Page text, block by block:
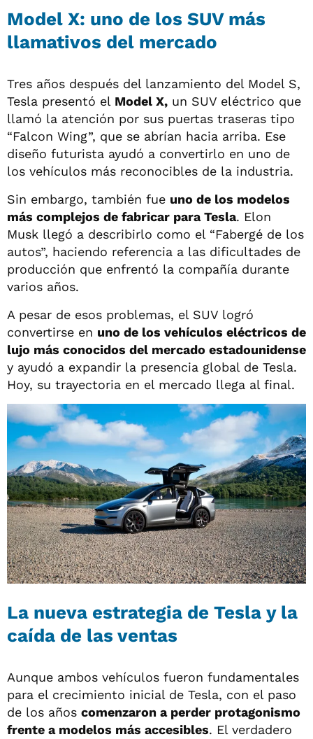
Model X: uno de los SUV más
llamativos del mercado
Tres años después del lanzamiento del Model S,
Tesla presentó el Model X, un SUV eléctrico que
llamó la atención por sus puertas traseras tipo
“Falcon Wing”, que se abrían hacia arriba. Ese
diseño futurista ayudó a convertirlo en uno de
los vehículos más reconocibles de la industria.
Sin embargo, también fue uno de los modelos
más complejos de fabricar para Tesla. Elon
Musk llegó a describirlo como el “Fabergé de los
autos”, haciendo referencia a las dificultades de
producción que enfrentó la compañía durante
varios años.
A pesar de esos problemas, el SUV logró
convertirse en uno de los vehículos eléctricos de
lujo más conocidos del mercado estadounidense
y ayudó a expandir la presencia global de Tesla.
Hoy, su trayectoria en el mercado llega al final.
La nueva estrategia de Tesla y la
caída de las ventas
Aunque ambos vehículos fueron fundamentales
para el crecimiento inicial de Tesla, con el paso
de los años comenzaron a perder protagonismo
frente a modelos más accesibles. El verdadero